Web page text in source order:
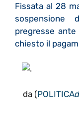
Fissata al 28
sospensione
pregresse ante
chiesto il
da (POLITICA